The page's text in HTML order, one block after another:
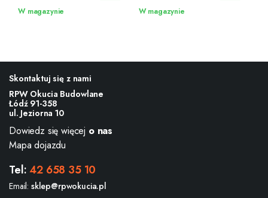
W magazynie
W magazynie
Skontaktuj się z nami
RPW Okucia Budowlane
Łódź 91-358
ul. Jeziorna 10
Dowiedz się więcej o nas
Mapa dojazdu
Tel:42 658 35 10
Email: sklep@rpwokucia.pl